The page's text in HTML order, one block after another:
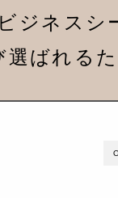
ジネスシ
選ばれる